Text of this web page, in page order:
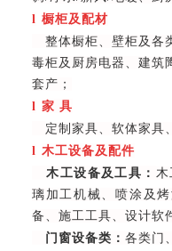
l 橱柜及配材
整体橱柜、壁柜及各
毒柜及厨房电器、建筑
套产；
l 家 具
定制家具、软体家具
l 木工设备及配件
木工设备及工具：
璃加工机械、喷涂及
备、施工工具、设计软
门窗设备类：各类门